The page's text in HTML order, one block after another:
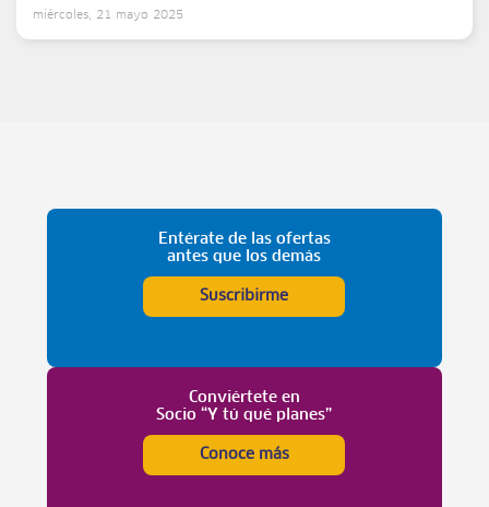
miércoles, 21 mayo 2025
Entérate de las ofertas
antes que los demás
Suscribirme
Conviértete en
Socio “Y tú qué planes”
Conoce más